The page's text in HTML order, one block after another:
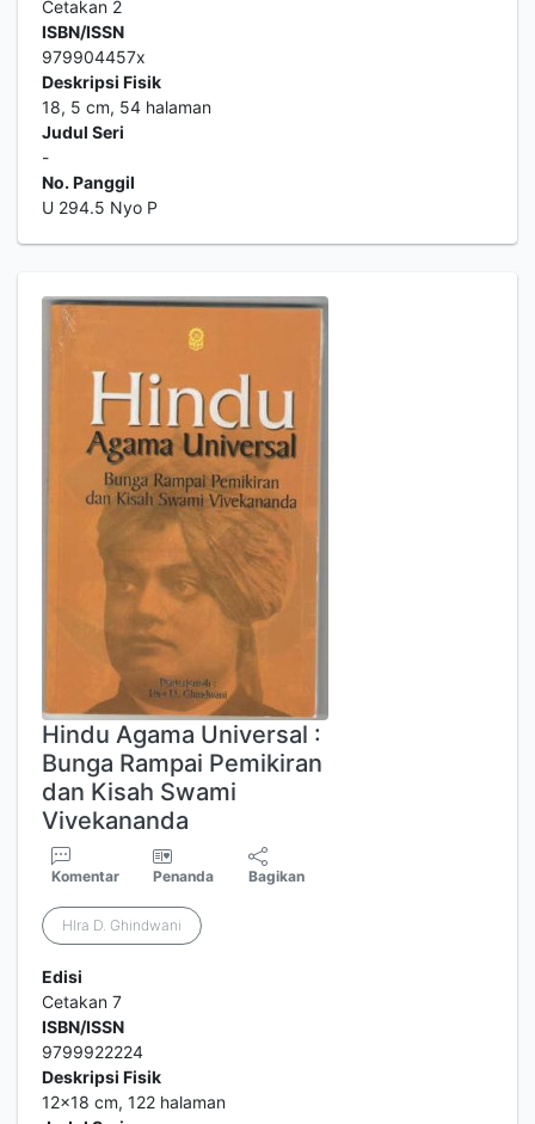
Cetakan 2
ISBN/ISSN
979904457x
Deskripsi Fisik
18, 5 cm, 54 halaman
Judul Seri
-
No. Panggil
U 294.5 Nyo P
Hindu Agama Universal :
Bunga Rampai Pemikiran
dan Kisah Swami
Vivekananda
Komentar Penanda Bagikan
HIra D. Ghindwani
Edisi
Cetakan 7
ISBN/ISSN
9799922224
Deskripsi Fisik
12x18 cm, 122 halaman